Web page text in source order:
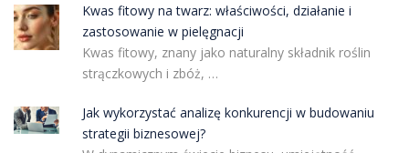
Kwas fitowy na twarz: właściwości, działanie i
zastosowanie w pielęgnacji
Kwas fitowy, znany jako naturalny składnik roślin
strączkowych i zbóż, …
Jak wykorzystać analizę konkurencji w budowaniu
strategii biznesowej?